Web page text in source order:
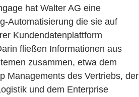
hat Walter AG eine
Automatisierung die sie auf
Kundendatenplattform
fließen Informationen aus
zusammen, etwa dem
Managements des Vertriebs, der
und dem Enterprise